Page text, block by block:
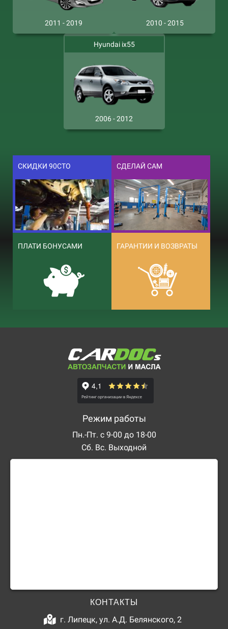
2011 - 2019 2010 - 2015
Hyundai ix55
2006 - 2012
СКИДКИ 90СТО СДЕЛАЙ САМ
ПЛАТИ БОНУСАМИ ГАРАНТИИ И ВОЗВРАТЫ
Режим работы
Пн.-Пт. с 9-00 до 18-00
Сб. Вс. Выходной
КОНТАКТЫ
г. Липецк, ул. А.Д. Белянского, 2